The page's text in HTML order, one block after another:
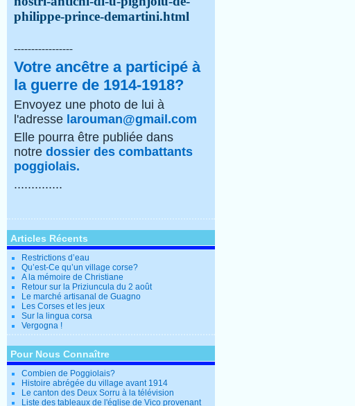
philippe-prince-demartini.html
-----------------
Votre ancêtre a participé à
la guerre de 1914-1918?
Envoyez une photo de lui à
l'adresse larouman@gmail.com
Elle pourra être publiée dans
notre dossier des combattants
poggiolais.
..............
Articles Récents
Restrictions d’eau
Qu’est-Ce qu’un village corse?
A la mémoire de Christiane
Retour sur la Priziuncula du 2 août
Le marché artisanal de Guagno
Les Corses et les jeux
Sur la lingua corsa
Vergogna !
Pour Nous Connaître
Combien de Poggiolais?
Histoire abrégée du village avant 1914
Le canton des Deux Sorru à la télévision
Liste des tableaux de l'église de Vico provenant